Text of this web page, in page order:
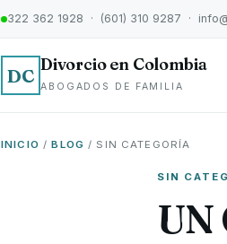
322 362 1928 · (601) 310 9287 ·
DC
Divorcio en Colombia
ABOGADOS DE FAMILIA
INICIO /BLOG / SIN CATEGORÍA
SIN
UN